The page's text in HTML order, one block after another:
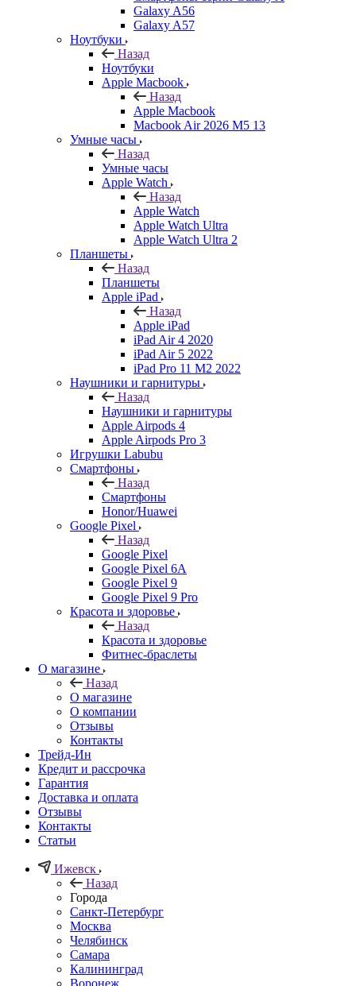
Galaxy A56
Galaxy A57
Ноутбуки
Назад
Ноутбуки
Apple Macbook
Назад
Apple Macbook
Macbook Air 2026 M5 13
Умные часы
Назад
Умные часы
Apple Watch
Назад
Apple Watch
Apple Watch Ultra
Apple Watch Ultra 2
Планшеты
Назад
Планшеты
Apple iPad
Назад
Apple iPad
iPad Air 4 2020
iPad Air 5 2022
iPad Pro 11 M2 2022
Наушники и гарнитуры
Назад
Наушники и гарнитуры
Apple Airpods 4
Apple Airpods Pro 3
Игрушки Labubu
Смартфоны
Назад
Смартфоны
Honor/Huawei
Google Pixel
Назад
Google Pixel
Google Pixel 6A
Google Pixel 9
Google Pixel 9 Pro
Красота и здоровье
Назад
Красота и здоровье
Фитнес-браслеты
О магазине
Назад
О магазине
О компании
Отзывы
Контакты
Трейд-Ин
Кредит и рассрочка
Гарантия
Доставка и оплата
Отзывы
Контакты
Статьи
Ижевск
Назад
Города
Санкт-Петербург
Москва
Челябинск
Самара
Калининград
Воронеж